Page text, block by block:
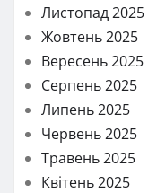
Листопад 2025
Жовтень 2025
Вересень 2025
Серпень 2025
Липень 2025
Червень 2025
Травень 2025
Квітень 2025